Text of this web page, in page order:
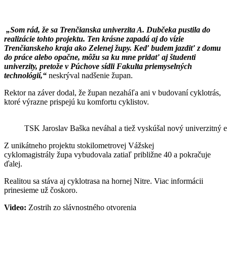
„Som rád, že sa Trenčianska univerzita A. Dubčeka pustila do
realizácie tohto projektu. Ten krásne zapadá aj do vízie
Trenčianskeho kraja ako Zelenej župy. Keď budem jazdiť z domu
do práce alebo opačne, môžu sa ku mne pridať aj študenti
univerzity, pretože v Púchove sídli Fakulta priemyselných
technológií,“ neskrýval nadšenie župan.
Rektor na záver dodal, že župan nezaháľa ani v budovaní cyklotrás,
ktoré výrazne prispejú ku komfortu cyklistov.
TSK Jaroslav Baška neváhal a tiež vyskúšal nový
Z unikátneho projektu stokilometrovej Vážskej
cyklomagistrály župa vybudovala zatiaľ približne 40 a pokračuje
ďalej.
Realitou sa stáva aj cyklotrasa na hornej Nitre. Viac informácii
prinesieme už čoskoro.
Video: Zostrih zo slávnostného otvorenia